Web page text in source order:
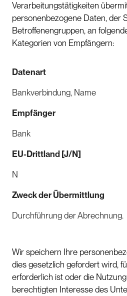
Verarbeitungstätigkeiten
personenbezogene Daten, der
Betroffenengruppen, an
Kategorien von Empfängern:
Datenart
Bankverbindung, Name
Empfänger
Bank
EU-Drittland [J/N]
N
Zweck der Übermittlung
Durchführung der Abrechnung.
Wir speichern Ihre
dies gesetzlich gefordert wird,
erforderlich ist oder die
berechtigten Interesse des